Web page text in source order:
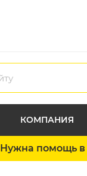
КОМПАНИЯ
Нужна помощь в